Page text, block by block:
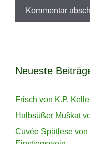
Neueste
Frisch von K.P.
Halbsüßer Muškat
Cuvée Spätlese